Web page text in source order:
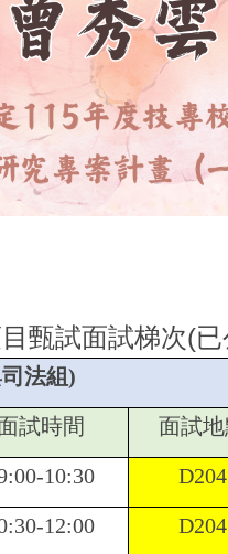
技專校院與私立大學
甄試面試梯次(
法組)
試時間 面試
10:30 D204
12:00 D204